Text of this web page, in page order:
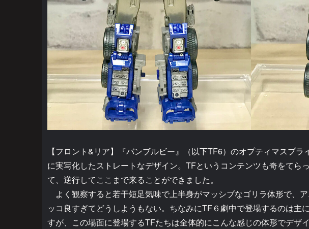
【フロント&リア】『バンブルビー』（以下TF6）のオプティマスプ
に実写化したストレートなデザイン。TFというコンテンツも奇をてら
て、逆行してここまで来ることができました。
よく観察すると若干短足気味で上半身がマッシブなゴリラ体形で、
ッコ良すぎてどうしようもない。ちなみにTF６劇中で登場するのは主
すが、この場面に登場するTFたちは全体的にこんな感じの体形でデザイ